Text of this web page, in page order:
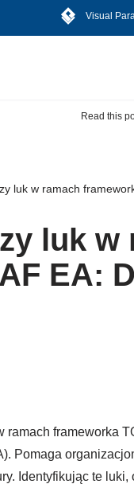
Visual
Read this
luk w ramach
luk w
EA:
frameworka
Pomaga
Identyfikując te